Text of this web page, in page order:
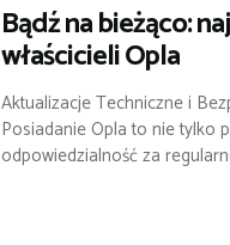
Bądź na bieżąco:
właścicieli Opla
Aktualizacje Techniczne i
Posiadanie Opla to nie tylko
odpowiedzialność za